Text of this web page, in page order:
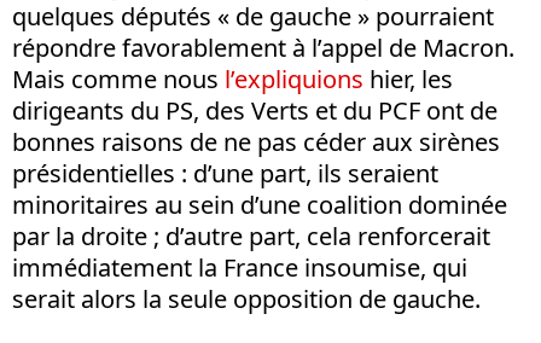
quelques députés « de gauche » pourraient
répondre favorablement à l’appel de Macron.
Mais comme nous l’expliquions hier, les
dirigeants du PS, des Verts et du PCF ont de
bonnes raisons de ne pas céder aux sirènes
présidentielles : d’une part, ils seraient
minoritaires au sein d’une coalition dominée
par la droite ; d’autre part, cela renforcerait
immédiatement la France insoumise, qui
serait alors la seule opposition de gauche.